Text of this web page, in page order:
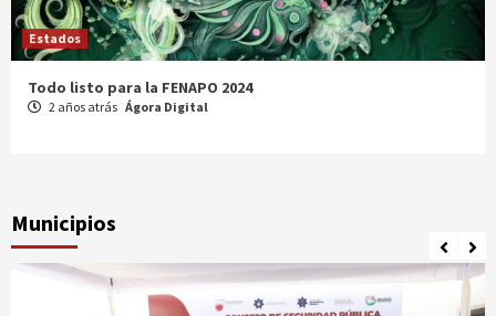
Estados
Comparte Cecytez estrategias para mejora académica en
Tamaulipas
Municipios